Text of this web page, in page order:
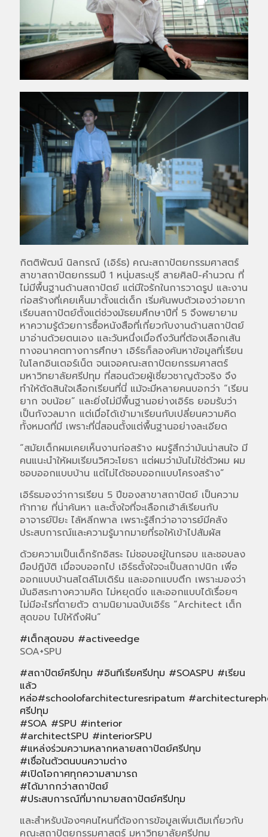
กิตติพัฒน์ นิลกรณ์ (เอิร์ธ) คณะสถาปัตยกรรมศาสตร์
สาขาสถาปัตยกรรมปี 1 หนุ่มสระบุรี สายศิลป์-คำนวณ ที่
ไม่มีพื้นฐานด้านสถาปัตย์ แต่มีใจรักในการวาดรูป และงาน
ก่อสร้างที่เคยเห็นมาตั้งแต่เด็ก เริ่มค้นพบตัวเองว่าอยาก
เรียนสถาปัตย์ตั้งแต่ช่วงมัธยมศึกษาปีที่ 5 จึงพยายาม
หาความรู้ด้วยการซื้อหนังสือที่เกี่ยวกับงานด้านสถาปัตย์
มาอ่านด้วยตนเอง และวันหนึ่งเมื่อถึงวันที่ต้องเลือกเส้น
ทางอนาคตทางการศึกษา เอิร์ธก็ลองค้นหาข้อมูลที่เรียน
ในโลกอินเตอร์เน็ต จนเจอคณะสถาปัตยกรรมศาสตร์
มหาวิทยาลัยศรีปทุม ที่สอนด้วยผู้เชี่ยวชาญตัวจริง จึง
ทำให้ตัดสินใจเลือกเรียนที่นี่ แม้จะมีหลายคนบอกว่า “เรียน
ยาก จบน้อย” และยิ่งไม่มีพื้นฐานอย่างเอิร์ธ ยอมรับว่า
เป็นกังวลมาก แต่เมื่อได้เข้ามาเรียนกับเปลี่ยนความคิด
ทั้งหมดที่มี เพราะที่นี่สอนตั้งแต่พื้นฐานอย่างละเอียด
“สมัยเด็กผมเคยเห็นงานก่อสร้าง ผมรู้สึกว่ามันน่าสนใจ มี
คนแนะนำให้ผมเรียนวิศวะโยธา แต่ผมว่ามันไม่ใช่ตัวผม ผม
ชอบออกแบบบ้าน แต่ไม่ได้ชอบออกแบบโครงสร้าง”
เอิร์ธมองว่าการเรียน 5 ปีของสาขาสถาปัตย์ เป็นความ
ท้าทาย ที่น่าค้นหา และตั้งใจที่จะเลือกเฮ้าส์เรียนกับ
อาจารย์ปิยะ ไล้หลีกพาล เพราะรู้สึกว่าอาจารย์มีคลัง
ประสบการณ์และความรู้มากมายที่รอให้เข้าไปสัมผัส
ด้วยความเป็นเด็กรักอิสระ ไม่ชอบอยู่ในกรอบ และชอบลง
มือปฎิบัติ เมื่อจบออกไป เอิร์ธตั้งใจจะเป็นสถาปนิก เพื่อ
ออกแบบบ้านสไตล์โมเดิร์น และออกแบบตึก เพราะมองว่า
มันอิสระทางความคิด ไม่หยุดนิ่ง และออกแบบได้เรื่อยๆ
ไม่มีอะไรที่ตายตัว ตามนิยามฉบับเอิร์ธ “Architect เต็ก
สุดขอบ ไปให้ถึงฝัน”
#เต็กสุดขอบ #activeedge
SOA+SPU
#สถาปัตย์ศรีปทุม #อินทีเรียศรีปทุม #SOASPU #เรียน
แล้ว
หล่อ#schoolofarchitecturesripatum #
ศรีปทุม
#SOA #SPU #interior
#architectSPU #interiorSPU
#แหล่งร่วมความหลากหลายสถาปัตย์ศรีปทุม
#เชื่อในตัวตนบนความต่าง
#เปิดโอกาศทุกความสามารถ
#ได้มากกว่าสถาปัตย์
#ประสบการณ์ที่มากมายสถาปัตย์ศรีปทุม
และสำหรับน้องๆคนไหนที่ต้องการข้อมูลเพิ่มเติมเกี่ยวกับ
คณะสถาปัตยกรรมศาสตร์ มหาวิทยาลัยศรีปทุม